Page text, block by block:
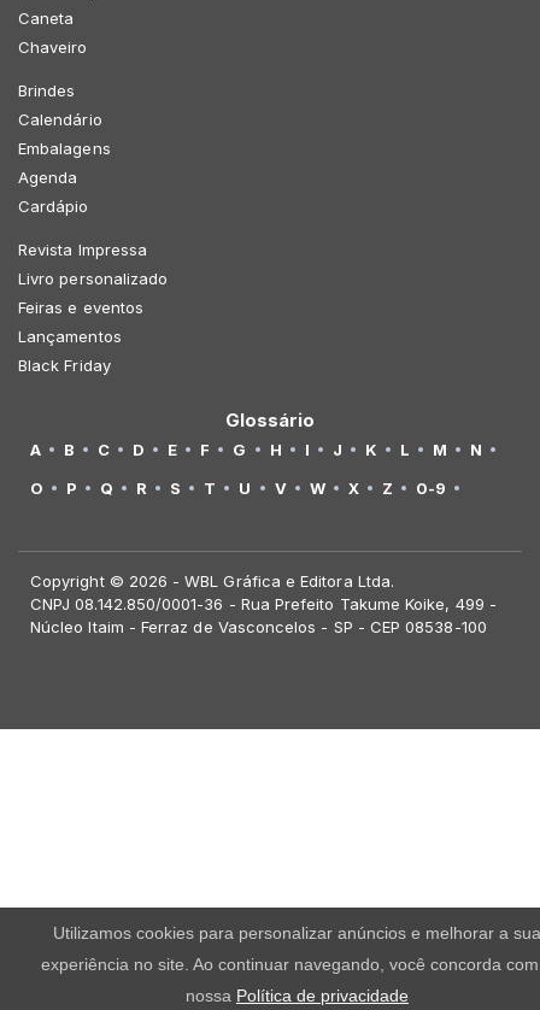
Caneta
Chaveiro
Brindes
Calendário
Embalagens
Agenda
Cardápio
Revista Impressa
Livro personalizado
Feiras e eventos
Lançamentos
Black Friday
Glossário
A B C D E F G H I J K L M
N
O
P Q R S T U V W X Z 0-9
Copyright © 2026 - WBL Gráfica e Editora Ltda.
CNPJ 08.142.850/0001-36 - Rua Prefeito Takume Koike, 499 -
Núcleo Itaim - Ferraz de Vasconcelos - SP - CEP 08538-100
Utilizamos cookies para personalizar anúncios e melhorar a sua
experiência no site. Ao continuar navegando, você concorda
nossa Política de privacidade